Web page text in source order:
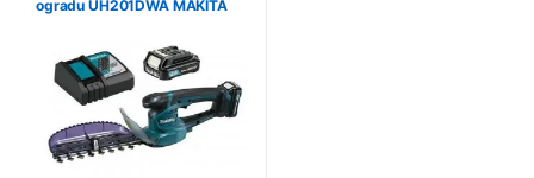
ogradu UH201DWA MAKITA